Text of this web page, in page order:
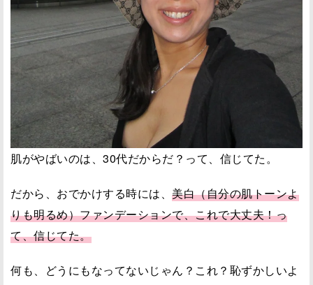
肌がやばいのは、30代だからだ？って、信じてた。
だから、おでかけする時には、 美白（自分の肌トーンよ
りも明るめ）ファンデーションで、これで大丈夫！っ
て、信じてた。
何も、どうにもなってないじゃん？これ？恥ずかしいよ